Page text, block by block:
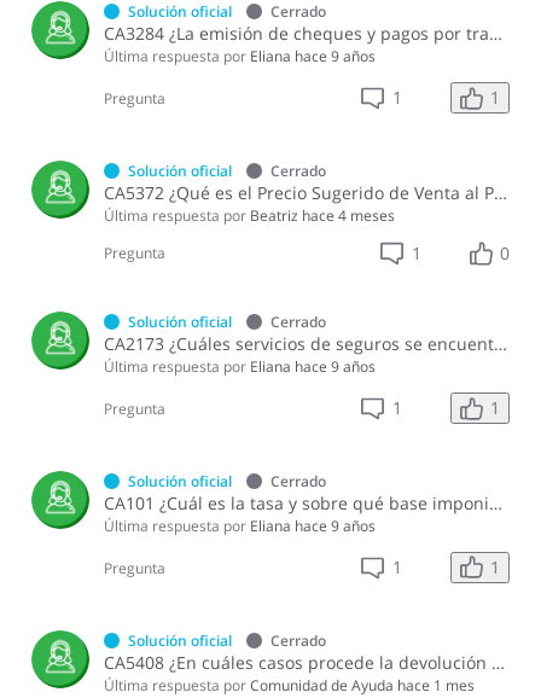
Solución oficial Cerrado
CA3284 ¿La emisión de cheques y pagos por transferencias electrónicas realizadas por los fondos de inversión están gravadas Impuesto Selectivo al Consumo?
Última respuesta por Eliana hace 9 años
Pregunta 1 1
Solución oficial Cerrado
CA5372 ¿Qué es el Precio Sugerido de Venta al Público (PVP) y cómo se reporta?
Última respuesta por Beatriz hace 4 meses
Pregunta
1 0
Solución oficial Cerrado
CA2173 ¿Cuáles servicios de seguros se encuentran exentos del Impuesto Selectivo al Consumo (ISC)?
Última respuesta por Eliana hace 9 años
Pregunta 1 1
Solución oficial Cerrado
CA101 ¿Cuál es la tasa y sobre qué base imponible se aplica el Impuesto Selectivo al Consumo (ISC)?
Última respuesta por Eliana hace 9 años
Pregunta 1 1
Solución oficial Cerrado
CA5408 ¿En cuáles casos procede la devolución del Impuesto Selectivo al Consumo (ISC) pagado al comprar alcohol etílico?
Última respuesta porComunidad de Ayuda hace 1 mes